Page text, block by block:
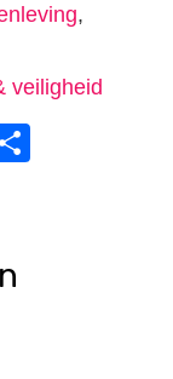
,
veiligheid
WhatsApp